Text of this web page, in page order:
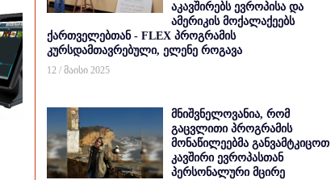
აკავშირებს ევროპისა და
ამერიკის მოქალაქეებს
ქართველებთან - FLEX პროგრამის
კურსდამთავრებული, ელენე როგავა
12 / მაისი 2025
მნიშვნელოვანია, რომ
გაცვლითი პროგრამის
მონაწილეებმა განვამტკიცოთ
კავშირი ევროპასთან
პერსონალური მცირე